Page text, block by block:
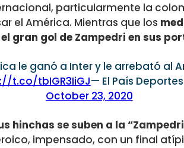
particularmente la
el América. Mientras que los
gran gol de Zampedri en sus
le ganó a Inter y le arrebató al
t.co/tbIGR3IiGJ— El País
October 23, 2020
hinchas se suben a la
impensado, con un final